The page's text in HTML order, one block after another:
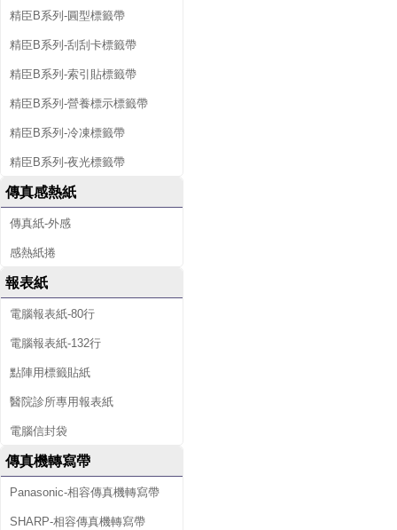
精臣B系列-圓型標籤帶
精臣B系列-刮刮卡標籤帶
精臣B系列-索引貼標籤帶
精臣B系列-營養標示標籤帶
精臣B系列-冷凍標籤帶
精臣B系列-夜光標籤帶
傳真感熱紙
傳真紙-外感
感熱紙捲
報表紙
電腦報表紙-80行
電腦報表紙-132行
點陣用標籤貼紙
醫院診所專用報表紙
電腦信封袋
傳真機轉寫帶
Panasonic-相容傳真機轉寫帶
SHARP-相容傳真機轉寫帶